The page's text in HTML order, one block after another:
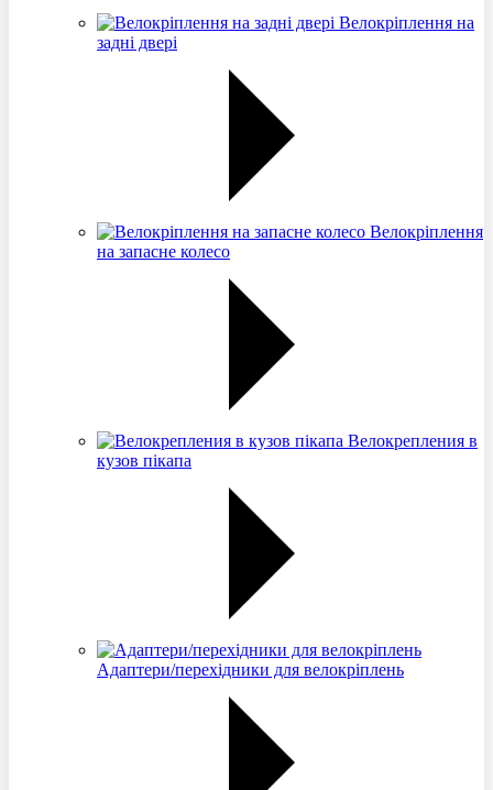
Велокріплення на
задні двері
Велокріплення
на запасне колесо
Велокрепления в
кузов пікапа
Адаптери/перехідники для велокріплень